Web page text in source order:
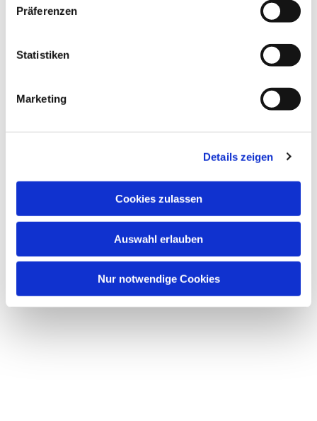
Präferenzen
Statistiken
Marketing
Details zeigen
Cookies zulassen
Auswahl erlauben
Nur notwendige Cookies